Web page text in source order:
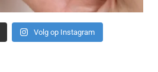
Volg op Instagram